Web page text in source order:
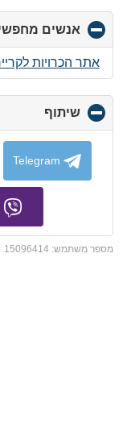
אנשים
אתר הכרויות
שיתוף
to
Telegram
מספר משתמש:15096414